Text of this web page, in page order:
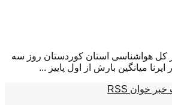
هواشناسی استان کوردستان روز سه
میانگین بارش از اول پاییز ...
خبر خوان RSS